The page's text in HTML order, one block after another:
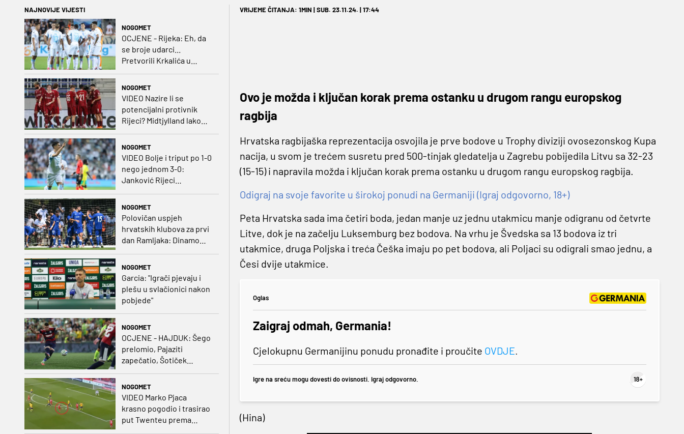
NAJNOVIJE VIJESTI
NOGOMET
OCJENE - Rijeka: Eh, da
se broje udarci...
Pretvorili Krkalića u
junaka, a izlet na uzvrat u
NOGOMET
VIDEO Nazire li se
potencijalni protivnik
Rijeci? Midtjylland lako
NOGOMET
VIDEO Bolje i triput po 1-0
nego jednom 3-0:
Janković Rijeci
protivnika
NOGOMET
Polovičan uspjeh
hrvatskih klubova za prvi
dan Ramljaka: Dinamo
NOGOMET
Garcia: "Igrači pjevaju i
plešu u svlačionici nakon
pobjede"
NOGOMET
OCJENE - HAJDUK: Šego
prelomio, Pajaziti
zapečatio, Šotiček
NOGOMET
VIDEO Marko Pjaca
krasno pogodio i trasirao
put Twenteu prema
VRIJEME ČITANJA: 1MIN | SUB. 23.11.24. | 17:44
Ovo je možda i ključan korak prema ostanku u drugom rangu europskog
ragbija
Hrvatska ragbijaška reprezentacija osvojila je prve bodove u Trophy diviziji ovosezonskog Kupa
nacija, u svom je trećem susretu pred 500-tinjak gledatelja u Zagrebu pobijedila Litvu sa 32-23
(15-15) i napravila možda i ključan korak prema ostanku u drugom rangu europskog ragbija.
Odigraj na svoje favorite u širokoj ponudi na Germaniji (Igraj odgovorno, 18+)
Peta Hrvatska sada ima četiri boda, jedan manje uz jednu utakmicu manje odigranu od četvrte
Litve, dok je na začelju Luksemburg bez bodova. Na vrhu je Švedska sa 13 bodova iz tri
utakmice, druga Poljska i treća Češka imaju po pet bodova, ali Poljaci su odigrali smao jednu, a
Česi dvije utakmice.
Oglas
Zaigraj odmah, Germania!
Cjelokupnu Germanijinu ponudu pronađite i proučite OVDJE
Igre na sreću mogu dovesti do ovisnosti. Igraj odgovorno.
(Hina)